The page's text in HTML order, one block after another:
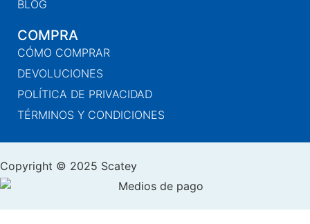
BLOG
COMPRA
CÓMO COMPRAR
DEVOLUCIONES
POLÍTICA DE PRIVACIDAD
TÉRMINOS Y CONDICIONES
Copyright © 2025 Scatey